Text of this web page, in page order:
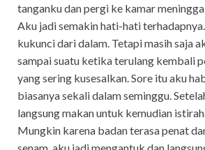
tanganku dan pergi ke kamar
Aku jadi semakin hati-hati
kukunci dari dalam. Tetapi masih saja
sampai suatu ketika terulang kembali
yang sering kusesalkan. Sore itu aku
biasanya sekali dalam seminggu.
langsung makan untuk kemudian
Mungkin karena badan terasa penat
senam, aku jadi mengantuk dan